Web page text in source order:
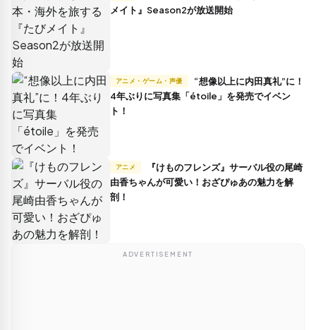
メイト』Season2が放送開始
アニメ・ゲーム・声優
4年ぶりに写真集「étoile」を発売でイベン
ト！
アニメ
由香ちゃんが可愛い！おざぴゅあの魅力を解
剖！
ADVERTISEMENT